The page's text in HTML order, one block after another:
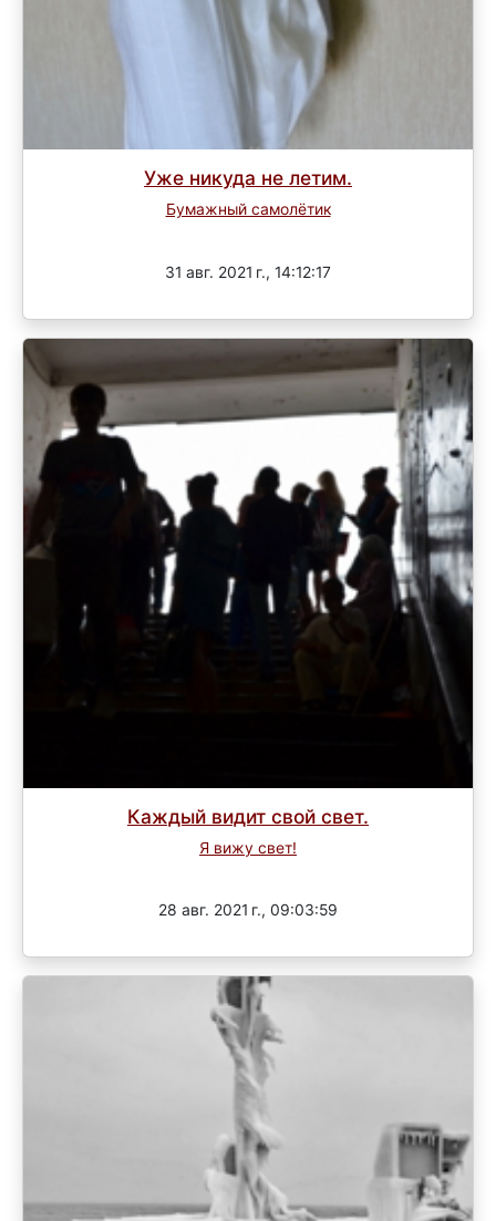
Уже никуда не летим.
Бумажный самолётик
31 авг. 2021 г., 14:12:17
Каждый видит свой свет.
Я вижу свет!
28 авг. 2021 г., 09:03:59